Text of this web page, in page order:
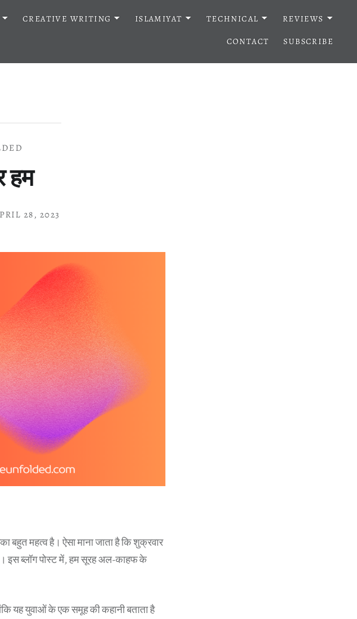
CREATIVE WRITING ISLAMIYAT TECHNICAL
REVIEWS
CONTACT
SUBSCRIBE
हम
28, 2023
बहुत महत्व है। ऐसा माना जाता है कि शुक्रवार
इस ब्लॉग पोस्ट में, हम सूरह अल-काहफ के
यह युवाओं के एक समूह की कहानी बताता है